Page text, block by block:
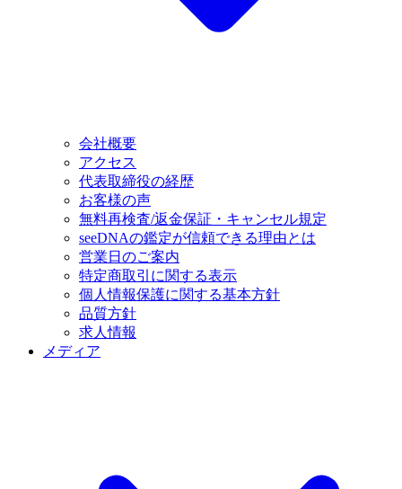
会社概要
アクセス
代表取締役の経歴
お客様の声
無料再検査/返金保証・キャンセル規定
seeDNAの鑑定が信頼できる理由とは
営業日のご案内
特定商取引に関する表示
個人情報保護に関する基本方針
品質方針
求人情報
メディア